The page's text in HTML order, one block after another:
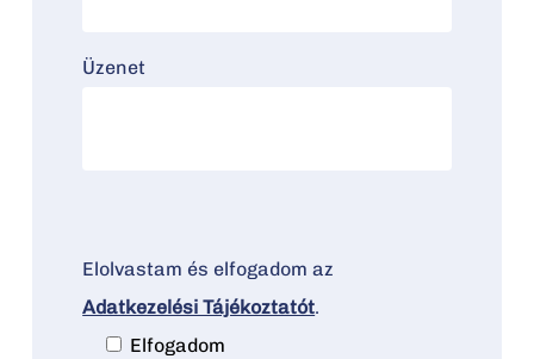
Üzenet
Elolvastam és elfogadom az
Adatkezelési Tájékoztatót.
Elfogadom